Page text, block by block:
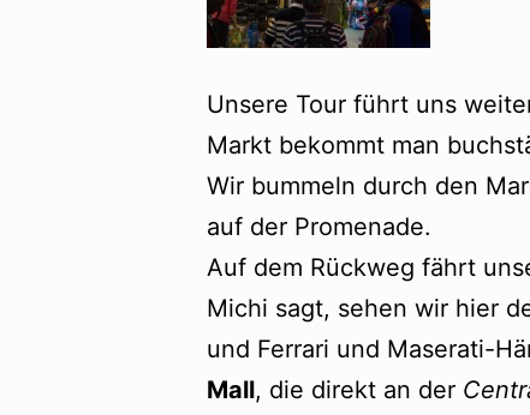
Unsere Tour führt uns
Markt bekommt man
Wir bummeln durch den
auf der Promenade.
Auf dem Rückweg fährt
Michi sagt, sehen wir hier
und Ferrari und Maserati-
Mall, die direkt an der